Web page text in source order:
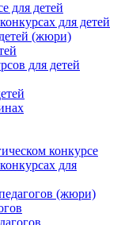
для детей
для детей
детей (жюри)
для детей
конкурсе
для
(жюри)